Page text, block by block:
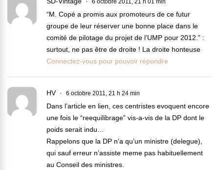
6 octobre 2011, 21 h 01 min
“M. Copé a promis aux promoteurs de ce futur
groupe de leur réserver une bonne place dans le
comité de pilotage du projet de l’UMP pour 2012.” :
surtout, ne pas être de droite ! La droite honteuse
Connectez-vous pour pouvoir répondre
HV 6 octobre 2011, 21 h 24 min
Dans l’article en lien, ces centristes evoquent encore
une fois le “reequilibrage” vis-a-vis de la DP dont le
poids serait indu…
Rappelons que la DP n’a qu’un ministre (delegue),
qui sauf erreur n’assiste meme pas habituellement
au Conseil des ministres.